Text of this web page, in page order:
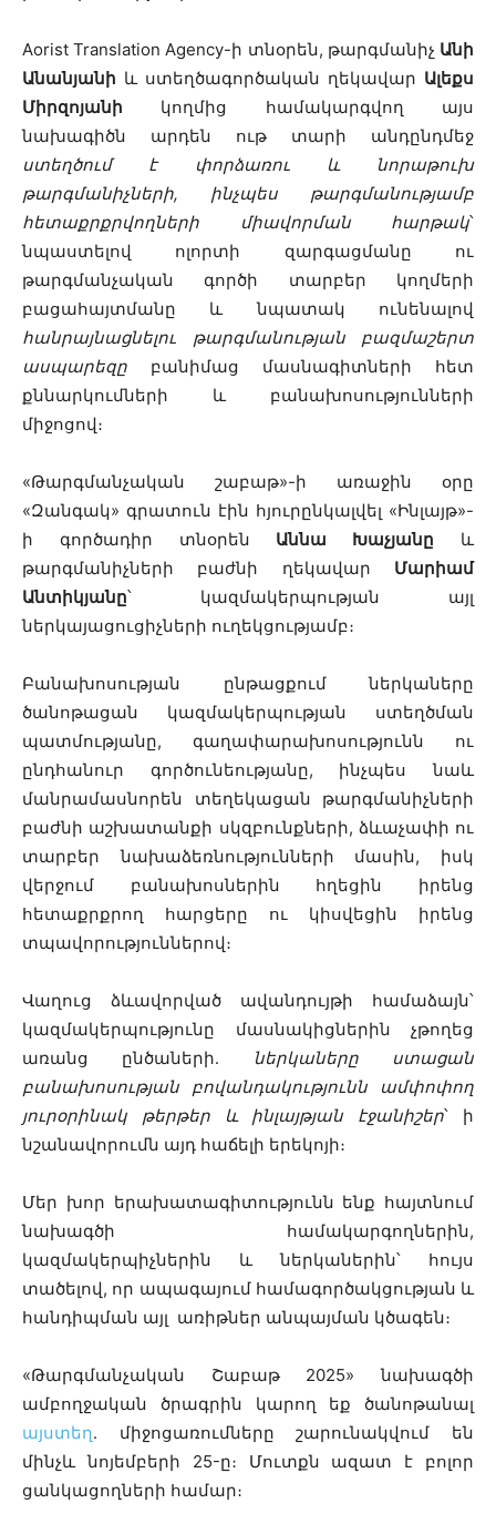
Aorist Translation Agency-ի տնօրեն, թարգմանիչ Անի
Անանյանի և ստեղծագործական ղեկավար Ալեքս
Միրզոյանի կողմից համակարգվող այս
նախագիծն արդեն ութ տարի անդընդմեջ
ստեղծում է փորձառու և նորաթուխ
թարգմանիչների, ինչպես թարգմանությամբ
հետաքրքրվողների միավորման հարթակ՝
նպաստելով ոլորտի զարգացմանը ու
թարգմանչական գործի տարբեր կողմերի
բացահայտմանը և նպատակ ունենալով
հանրայնացնելու թարգմանության բազմաշերտ
ասպարեզը բանիմաց մասնագիտների հետ
քննարկումների և բանախոսությունների
միջոցով։
«Թարգմանչական շաբաթ»-ի առաջին օրը
«Զանգակ» գրատուն էին հյուրընկալվել «Ինլայթ»-
ի գործադիր տնօրեն Աննա Խաչյանը և
թարգմանիչների բաժնի ղեկավար Մարիամ
Անտիկյանը՝ կազմակերպության այլ
ներկայացուցիչների ուղեկցությամբ։
Բանախոսության ընթացքում ներկաները
ծանոթացան կազմակերպության ստեղծման
պատմությանը, գաղափարախոսությունն ու
ընդհանուր գործունեությանը, ինչպես նաև
մանրամասնորեն տեղեկացան թարգմանիչների
բաժնի աշխատանքի սկզբունքների, ձևաչափի ու
տարբեր նախաձեռնությունների մասին, իսկ
վերջում բանախոսներին հղեցին իրենց
հետաքրքրող հարցերը ու կիսվեցին իրենց
տպավորություններով։
Վաղուց ձևավորված ավանդույթի համաձայն՝
կազմակերպությունը մասնակիցներին չթողեց
առանց ընծաների․
ներկաները ստացան
բանախոսության բովանդակությունն ամփոփող
յուրօրինակ թերթեր և ինլայթյան էջանիշեր՝ ի
նշանավորումն այդ հաճելի երեկոյի։
Մեր խոր երախատագիտությունն ենք հայտնում
նախագծի համակարգողներին,
կազմակերպիչներին և ներկաներին՝ հույս
տածելով, որ ապագայում համագործակցության և
հանդիպման այլ առիթներ անպայման կծագեն։
«Թարգմանչական Շաբաթ 2025» նախագծի
ամբողջական ծրագրին կարող եք ծանոթանալ
այստեղ․ միջոցառումները շարունակվում են
մինչև նոյեմբերի 25-ը։ Մուտքն ազատ է բոլոր
ցանկացողների համար։